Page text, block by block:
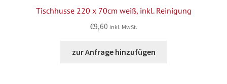
Tischhusse 220 x 70cm weiß, inkl. Reinigung
€9,60 inkl. MwSt.
zur Anfrage hinzufügen